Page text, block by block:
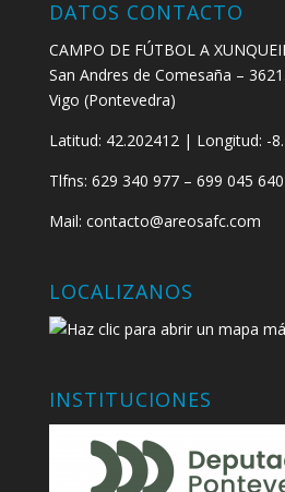
DATOS CONTACTO
CAMPO DE FÚTBOL A
San Andres de Comesaña –
Vigo (Pontevedra)
Latitud: 42.202412 | Longitud: -
Tlfns: 629 340 977 – 699 045 640
Mail: contacto@areosafc.com
LOCALIZANOS
INSTITUCIONES